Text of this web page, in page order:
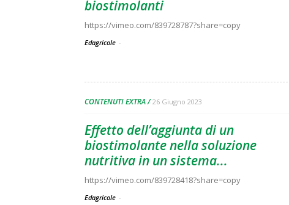
biostimolanti
https://vimeo.com/839728787?share=copy
Edagricole -
CONTENUTI EXTRA 26 Giugno 2023
Effetto dell’aggiunta di un
biostimolante nella soluzione
nutritiva in un sistema...
https://vimeo.com/839728418?share=copy
Edagricole -